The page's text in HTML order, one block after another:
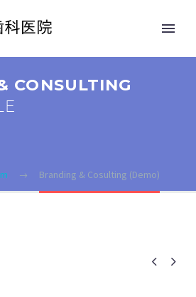
CONSULTING
Branding & Cosulting (Demo)
 